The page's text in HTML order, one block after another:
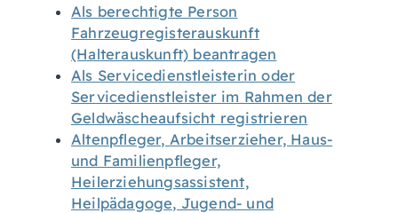
Als berechtigte Person
Fahrzeugregisterauskunft
(Halterauskunft) beantragen
Als Servicedienstleisterin oder
Servicedienstleister im Rahmen der
Geldwäscheaufsicht registrieren
Altenpfleger, Arbeitserzieher, Haus-
und Familienpfleger,
Heilerziehungsassistent,
Heilpädagoge, Jugend- und